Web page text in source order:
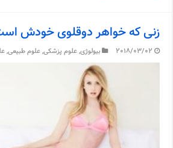
زنی که خواهر دوقلوی خودش
2018/03/02 بیولوژی,علوم پزشکی,علوم طبیعی,